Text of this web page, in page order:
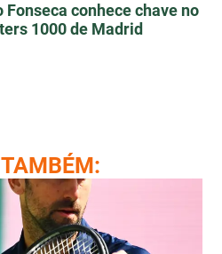
Fonseca conhece chave no
1000 de Madrid